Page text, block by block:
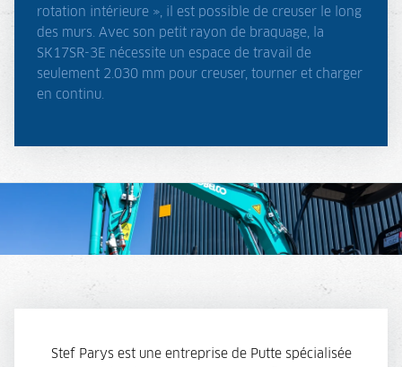
rotation intérieure », il est possible de creuser le long
des murs. Avec son petit rayon de braquage, la
SK17SR-3E nécessite un espace de travail de
seulement 2.030 mm pour creuser, tourner et charger
en continu.
Stef Parys est une entreprise de Putte spécialisée